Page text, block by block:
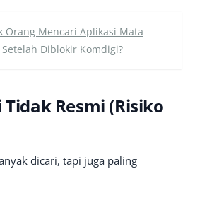
Orang Mencari Aplikasi Mata
Diblokir Komdigi?
Resmi (Risiko
dicari, tapi juga paling